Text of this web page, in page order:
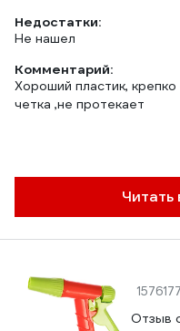
Недостатки:
Не нашел
Комментарий:
Хороший пластик,
четка ,не протекает
Читать
Отзыв